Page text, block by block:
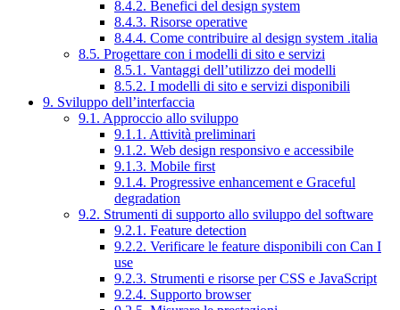
8.4.2. Benefici del design system
8.4.3. Risorse operative
8.4.4. Come contribuire al design system .italia
8.5. Progettare con i modelli di sito e servizi
8.5.1. Vantaggi dell’utilizzo dei modelli
8.5.2. I modelli di sito e servizi disponibili
9. Sviluppo dell’interfaccia
9.1. Approccio allo sviluppo
9.1.1. Attività preliminari
9.1.2. Web design responsivo e accessibile
9.1.3. Mobile first
9.1.4. Progressive enhancement e Graceful
degradation
9.2. Strumenti di supporto allo sviluppo del software
9.2.1. Feature detection
9.2.2. Verificare le feature disponibili con Can I
use
9.2.3. Strumenti e risorse per CSS e JavaScript
9.2.4. Supporto browser